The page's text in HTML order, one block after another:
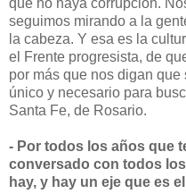
seguimos mirando a la
la cabeza. Y esa es la
el Frente progresista, de
por más que nos digan
único y necesario para
Santa Fe, de Rosario.
- Por todos los años que
conversado con todos
hay, y hay un eje que es